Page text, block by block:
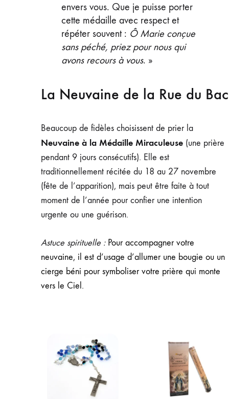
envers vous. Que je puisse porter
cette médaille avec respect et
répéter souvent : Ô Marie conçue
sans péché, priez pour nous qui
avons recours à vous. »
La Neuvaine de la Rue du Bac
Beaucoup de fidèles choisissent de prier la
Neuvaine à la Médaille Miraculeuse (une prière
pendant 9 jours consécutifs). Elle est
traditionnellement récitée du 18 au 27 novembre
(fête de l’apparition), mais peut être faite à tout
moment de l’année pour confier une intention
urgente ou une guérison.
Astuce spirituelle : Pour accompagner votre
neuvaine, il est d’usage d’allumer une bougie ou un
cierge béni pour symboliser votre prière qui monte
vers le Ciel.